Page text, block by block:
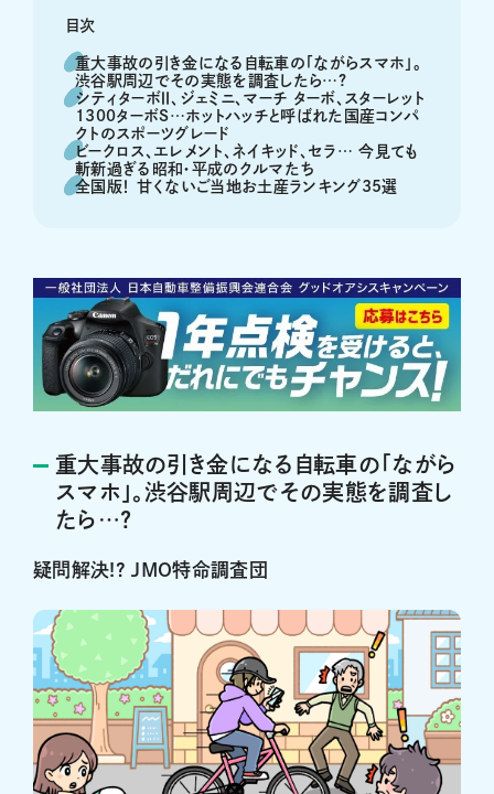
目次
重大事故の引き金になる自転車の「ながらスマホ」。
渋谷駅周辺でその実態を調査したら…?
シティターボⅡ、ジェミニ、マーチ ターボ、スターレット
1300ターボS…ホットハッチと呼ばれた国産コンパ
クトのスポーツグレード
ビークロス、エレメント、ネイキッド、セラ… 今見ても
斬新過ぎる昭和・平成のクルマたち
全国版！ 甘くないご当地お土産ランキング35選
重大事故の引き金になる自転車の「ながら
スマホ」。渋谷駅周辺でその実態を調査し
たら…?
疑問解決!? JMO特命調査団